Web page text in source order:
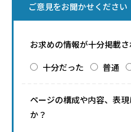
ご意見をお聞かせください
お求めの情報が十分掲載
十分だった
普通
ページの構成や内容、表
か？